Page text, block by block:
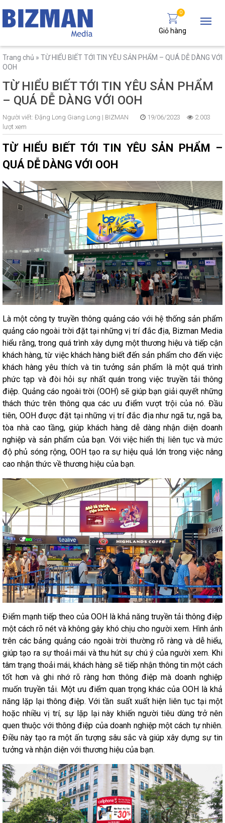
0
Giỏ hàng
Trang chủ » TỪ HIỂU BIẾT TỚI TIN YÊU SẢN PHẨM – QUÁ DỄ DÀNG VỚI
OOH
TỪ HIỂU BIẾT TỚI TIN YÊU SẢN PHẨM
– QUÁ DỄ DÀNG VỚI OOH
Người viết: Đặng Long Giang Long | BIZMAN 19/06/2023
2.003
lượt xem
TỪ HIỂU BIẾT TỚI TIN YÊU SẢN PHẨM –
QUÁ DỄ DÀNG VỚI OOH
Là một công ty truyền thông quảng cáo với hệ thống sản phẩm
quảng cáo ngoài trời đặt tại những vị trí đắc địa, Bizman Media
hiểu rằng, trong quá trình xây dựng một thương hiệu và tiếp cận
khách hàng, từ việc khách hàng biết đến sản phẩm cho đến việc
khách hàng yêu thích và tin tưởng sản phẩm là một quá trình
phức tạp và đòi hỏi sự nhất quán trong việc truyền tải thông
điệp. Quảng cáo ngoài trời (OOH) sẽ giúp bạn giải quyết những
thách thức trên thông qua các ưu điểm vượt trội của nó. Đầu
tiên, OOH được đặt tại những vị trí đắc địa như ngã tư, ngã ba,
tòa nhà cao tầng, giúp khách hàng dễ dàng nhận diện doanh
nghiệp và sản phẩm của bạn. Với việc hiển thị liên tục và mức
độ phủ sóng rộng, OOH tạo ra sự hiệu quả lớn trong việc nâng
cao nhận thức về thương hiệu của bạn.
Điểm mạnh tiếp theo của OOH là khả năng truyền tải thông điệp
một cách rõ nét và không gây khó chịu cho người xem. Hình ảnh
trên các bảng quảng cáo ngoài trời thường rõ ràng và dễ hiểu,
giúp tạo ra sự thoải mái và thu hút sự chú ý của người xem. Khi
tâm trạng thoải mái, khách hàng sẽ tiếp nhận thông tin một cách
tốt hơn và ghi nhớ rõ ràng hơn thông điệp mà doanh nghiệp
muốn truyền tải. Một ưu điểm quan trọng khác của OOH là khả
năng lặp lại thông điệp. Với tần suất xuất hiện liên tục tại một
hoặc nhiều vị trí, sự lặp lại này khiến người tiêu dùng trở nên
quen thuộc với thông điệp của doanh nghiệp một cách tự nhiên.
Điều này tạo ra một ấn tượng sâu sắc và giúp xây dựng sự tin
tưởng và nhận diện với thương hiệu của bạn.